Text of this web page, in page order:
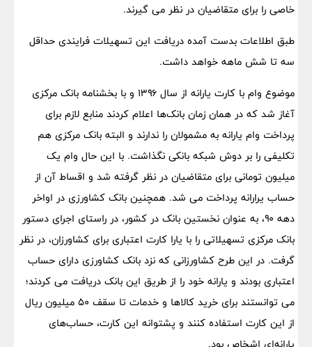
خاصی را برای متقاضیان در نظر می گیرند.
طبق اطلاعات بدست آمده دریافت این تسهیلات فرایندی حداقل
سه تا شش ماهه خواهد داشت.
موضوع وام با کارت یارانه از سال ۱۳۹۶ و با بخشنامه بانک مرکزی
آغاز شد که در همان زمان بانک‌ها اعلام کردند منابع لازم برای
پرداخت وام یارانه به مشمولان را ندارند و البته بانک مرکزی هم
تکلیفی را بر دوش شبکه بانکی نگذاشت. با این حال وام یک
میلیون تومانی برای متقاضیان در نظر گرفته شد و اقساط آن از
حساب یرارانه پرداخت می شد. همچنین بانک کشاورزی در اواخر
دهه ۹۰، به عنوان نخستین بانک در کشور، در راستای اجرای دستور
بانک مرکزی تسهیلاتی را با یارا کارت اعتباری برای کشاورزان، در نظر
گرفت. در این طرح کشاورزانی که نزد بانک کشاورزی دارای حساب
اعتباری بودند و یارانه خود را از طریق این بانک دریافت می کردند؛
می توانستند برای خرید کالاها و خدمات تا سقف ۵۰ میلیون ریال
از این کارت استفاده کنند و پشتوانه این کارت، حساب‌های